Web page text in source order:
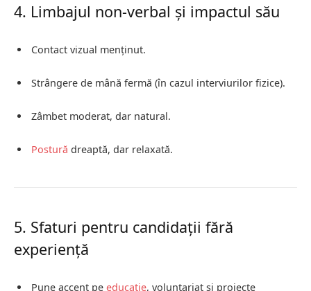
4. Limbajul non-verbal și impactul său
Contact vizual menținut.
Strângere de mână fermă (în cazul interviurilor fizice).
Zâmbet moderat, dar natural.
Postură dreaptă, dar relaxată.
5. Sfaturi pentru candidații fără
experiență
Pune accent pe educație, voluntariat și proiecte